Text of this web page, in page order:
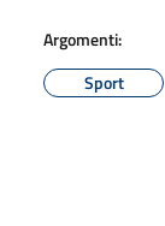
Argomenti:
Sport